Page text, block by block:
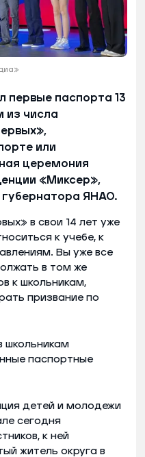
первые паспорта 13
из числа
или
церемония
«Миксер»,
ЯНАО.
в свои 14 лет уже
к учебе, к
Вы уже все
в том же
к школьникам,
призвание по
школьникам
паспортные
детей и молодежи
сегодня
к ней
житель округа в